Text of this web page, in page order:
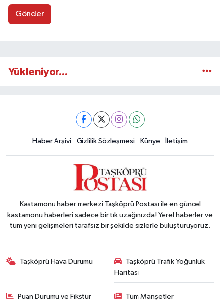
Gönder
Yükleniyor...
Haber Arşivi Gizlilik Sözleşmesi Künye İletişim
Kastamonu haber merkezi Taşköprü Postası ile en güncel
kastamonu haberleri sadece bir tık uzağınızda! Yerel haberler ve
tüm yeni gelişmeleri tarafsız bir şekilde sizlerle buluşturuyoruz.
Taşköprü Hava Durumu
Taşköprü Trafik Yoğunluk
Haritası
Puan Durumu ve Fikstür Tüm Manşetler